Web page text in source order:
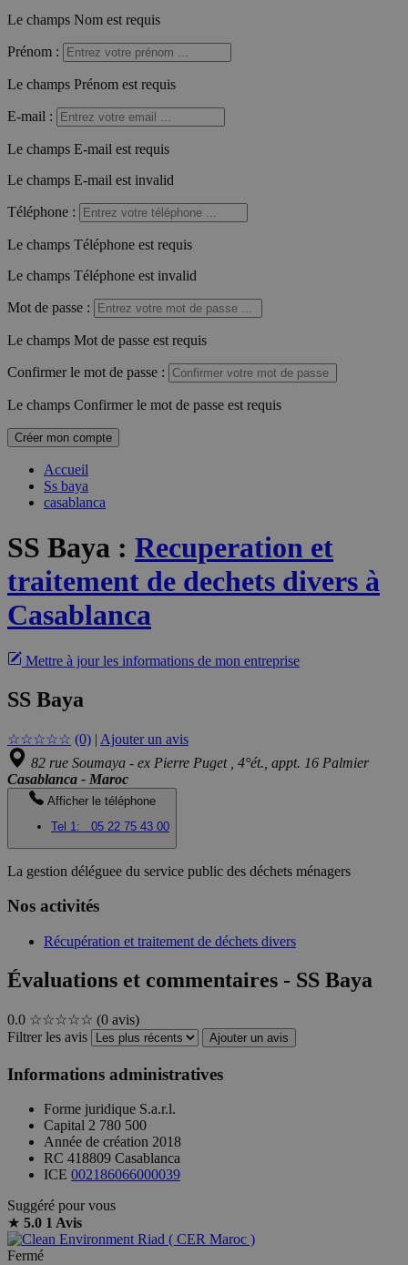
Le champs Nom est requis
Prénom :
Le champs Prénom est requis
E-mail :
Le champs E-mail est requis
Le champs E-mail est invalid
Téléphone :
Le champs Téléphone est requis
Le champs Téléphone est invalid
Mot de passe :
Le champs Mot de passe est requis
Confirmer le mot de passe :
Le champs Confirmer le mot de passe est requis
Créer mon compte
Accueil
Ss baya
casablanca
SS Baya : Recuperation et
traitement de dechets divers à
Casablanca
Mettre à jour les informations de mon entreprise
SS Baya
☆☆☆☆☆ (0) | Ajouter un avis
82 rue Soumaya - ex Pierre Puget , 4°ét., appt. 16 Palmier
Casablanca - Maroc
Afficher le téléphone
Tel 1:
05 22 75 43 00
La gestion déléguee du service public des déchets ménagers
Nos activités
Récupération et traitement de déchets divers
Évaluations et commentaires - SS Baya
0.0 ☆☆☆☆☆ (0 avis)
Filtrer les avis
Ajouter un avis
Informations administratives
Forme juridique S.a.r.l.
Capital 2 780 500
Année de création 2018
RC 418809 Casablanca
ICE 002186066000039
Suggéré pour vous
★ 5.0 1 Avis
Fermé